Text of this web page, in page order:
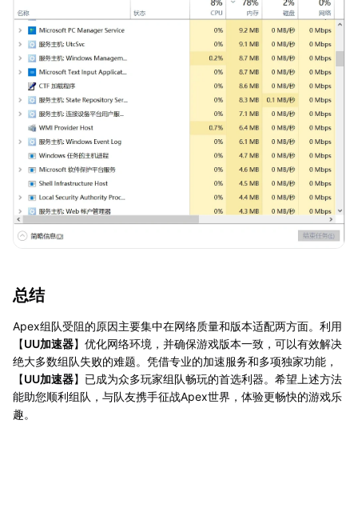
总结
Apex组队受阻的原因主要集中在网络质量和版本适配两方面。利用
【UU加速器】优化网络环境，并确保游戏版本一致，可以有效解决
绝大多数组队失败的难题。凭借专业的加速服务和多项独家功能，
【UU加速器】已成为众多玩家组队畅玩的首选利器。希望上述方法
能助您顺利组队，与队友携手征战Apex世界，体验更畅快的游戏乐
趣。